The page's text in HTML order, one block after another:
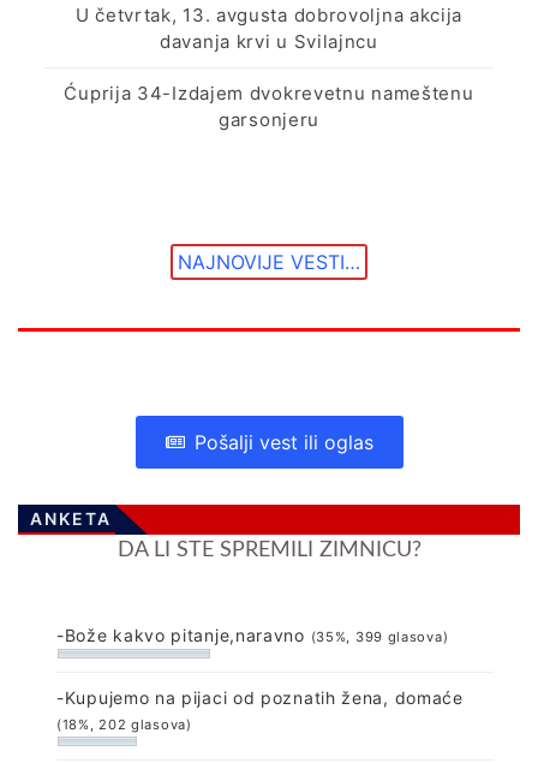
U četvrtak, 13. avgusta dobrovoljna akcija
davanja krvi u Svilajncu
Ćuprija 34-Izdajem dvokrevetnu nameštenu
garsonjeru
NAJNOVIJE VESTI…
Pošalji vest ili oglas
ANKETA
DA LI STE SPREMILI ZIMNICU?
-Bože kakvo pitanje,naravno (35%, 399 glasova)
-Kupujemo na pijaci od poznatih žena, domaće
(18%, 202 glasova)